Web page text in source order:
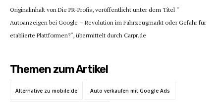
Originalinhalt von Die PR-Profis, veröffentlicht unter dem Titel “
Autoanzeigen bei Google – Revolution im Fahrzeugmarkt oder Gefahr für
etablierte Plattformen?“, übermittelt durch Carpr.de
Themen zum Artikel
Alternative zu mobile.de Auto verkaufen mit Google Ads